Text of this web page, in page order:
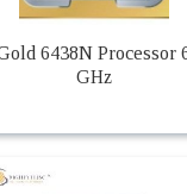
6438N Processor
GHz